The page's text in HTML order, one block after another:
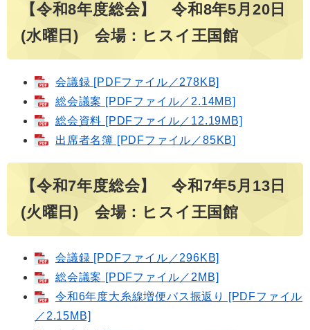
【令和8年度総会】 令和8年5月20日
(水曜日) 会場：ヒスイ王国館
会議録 [PDFファイル／278KB]
総会議案 [PDFファイル／2.14MB]
総会資料 [PDFファイル／12.19MB]
出席者名簿 [PDFファイル／85KB]
【令和7年度総会】 令和7年5月13日
(火曜日) 会場：ヒスイ王国館
会議録 [PDFファイル／296KB]
総会議案 [PDFファイル／2MB]
令和6年度大糸線増便バス振返り [PDFファイル
／2.15MB]